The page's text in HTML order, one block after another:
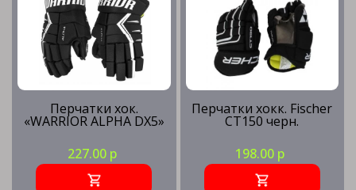
Перчатки хок.
«WARRIOR ALPHA DX5»
227.00 р
Перчатки хокк. Fischer
CT150 черн.
198.00 р